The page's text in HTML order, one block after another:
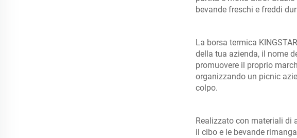
bevande freschi e freddi
La borsa termica
della tua azienda, il nome
promuovere il proprio
organizzando un picnic
colpo.
Realizzato con materiali di
il cibo e le bevande